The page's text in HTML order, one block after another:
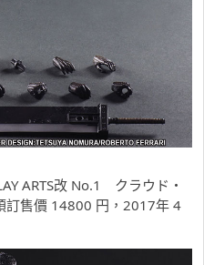
ARTS改 No.1 クラウド・
訂售價 14800 円，2017年 4